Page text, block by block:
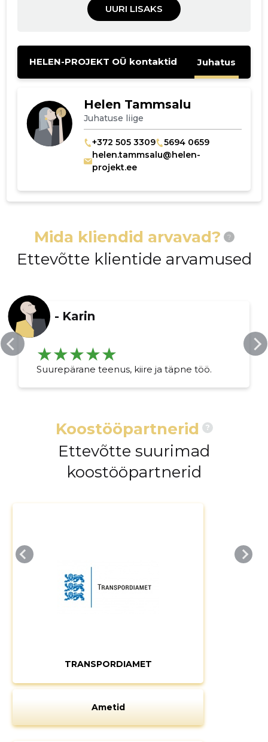
UURI LISAKS
HELEN-PROJEKT OÜ kontaktid Juhatus
Helen Tammsalu
Juhatuse liige
+372 505 3309
5694 0659
helen.tammsalu@helen-
projekt.ee
Mida kliendid arvavad? ?
Ettevõtte klientide arvamused
- Karin
Suurepärane teenus, kiire ja täpne töö.
Koostööpartnerid ?
Ettevõtte suurimad
koostööpartnerid
TRANSPORDIAMET
Ametid